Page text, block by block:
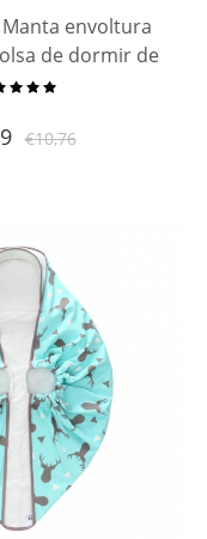
envoltura
de dormir de
bebés recién
€10,76